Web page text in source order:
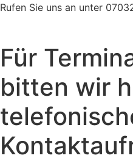
Rufen Sie uns an unter
Für
bitten wir